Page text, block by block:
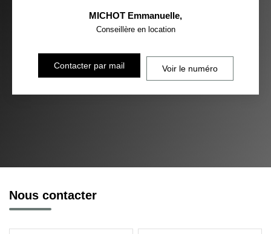
MICHOT Emmanuelle,
Conseillère en location
Contacter par mail Voir le numéro
Nous contacter